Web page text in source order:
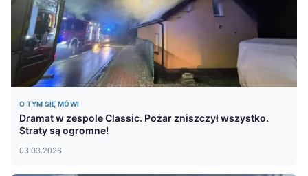
O TYM SIĘ MÓWI
Dramat w zespole Classic. Pożar zniszczył wszystko.
Straty są ogromne!
03.03.2026